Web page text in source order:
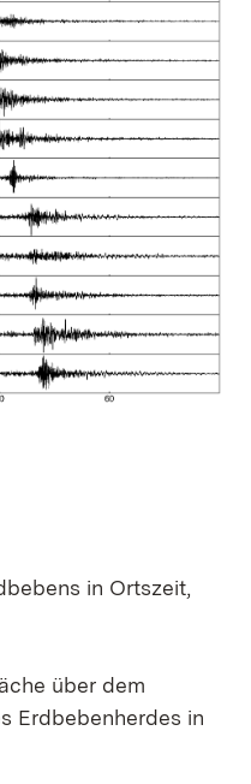
in Ortszeit,
über dem
Erdbebenherdes in